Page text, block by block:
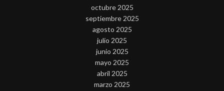
octubre 2025
septiembre 2025
agosto 2025
julio 2025
junio 2025
mayo 2025
abril 2025
marzo 2025